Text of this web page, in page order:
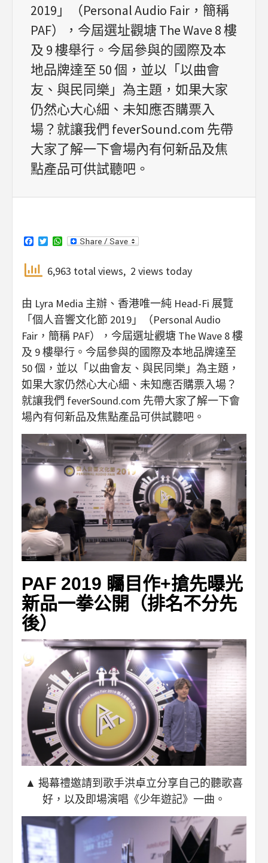
2019」（Personal Audio Fair，簡稱
PAF），今屆選址觀塘 The Wave 8 樓
及 9 樓舉行。今屆參與的國際及本
地品牌達至 50 個，並以「以曲會
友、與民同樂」為主題，如果大家
仍然心大心細、未知應否購票入
場？就讓我們 feverSound.com 先帶
大家了解一下會場內有何新品及焦
點產品可供試聽吧。
Facebook
TwitterWhatsApp
6,963 total views, 2 views today
由 Lyra Media 主辦、香港唯一純 Head-Fi 展覽
「個人音響文化節 2019」（Personal Audio
Fair，簡稱 PAF），今屆選址觀塘 The Wave 8 樓
及 9 樓舉行。今屆參與的國際及本地品牌達至
50 個，並以「以曲會友、與民同樂」為主題，
如果大家仍然心大心細、未知應否購票入場？
就讓我們 feverSound.com 先帶大家了解一下會
場內有何新品及焦點產品可供試聽吧。
PAF 2019 矚目作+搶先曝光
新品一拳公開（排名不分先
後）
▲ 揭幕禮邀請到歌手洪卓立分享自己的聽歌喜
好，以及即場演唱《少年遊記》一曲。